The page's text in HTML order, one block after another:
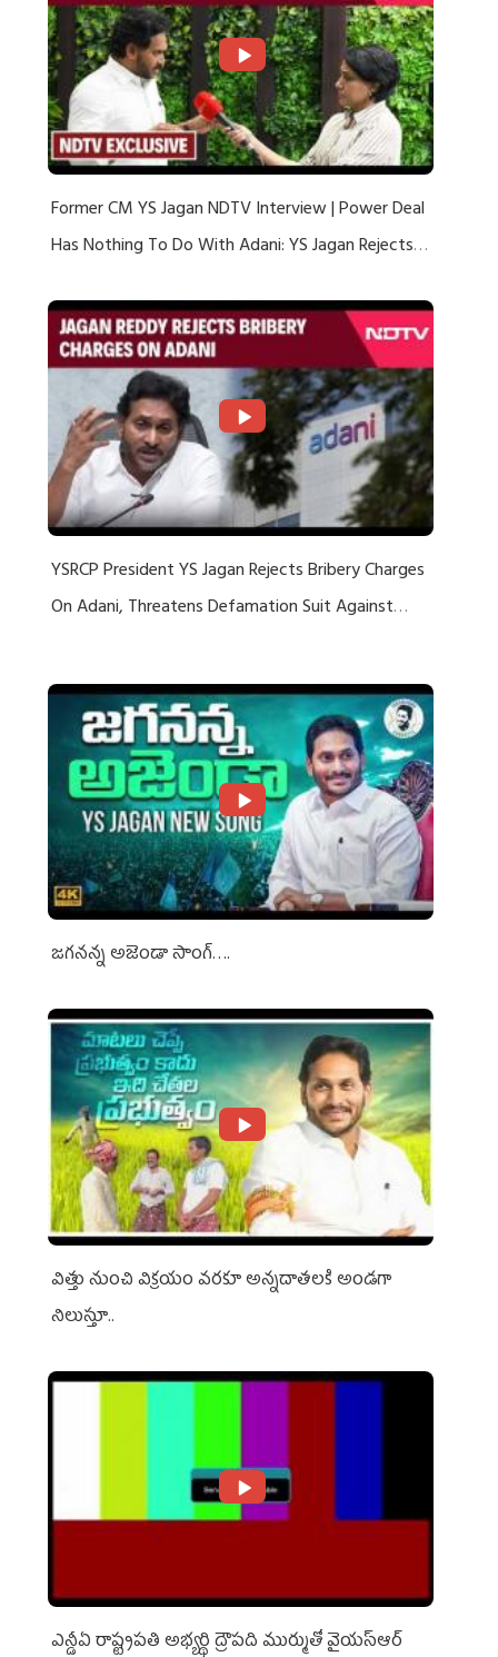
Former CM YS Jagan NDTV Interview | Power Deal
Has Nothing To Do With Adani: YS Jagan Rejects
YSRCP President YS Jagan Rejects Bribery Charges
On Adani, Threatens Defamation Suit Against
జగనన్న అజెండా సాంగ్….
విత్తు నుంచి విక్రయం వరకూ అన్నదాతలకి అండగా
నిలుస్తూ..
ఎన్డీఏ రాష్ట్ర‌ప‌తి అభ్య‌ర్థి ద్రౌప‌ది ముర్ముతో వైయ‌స్ఆర్